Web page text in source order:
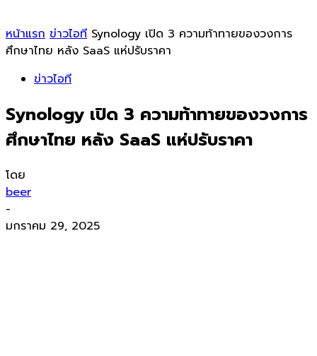
หน้าแรก ข่าวไอที Synology เปิด 3 ความท้าทายของวงการ
ศึกษาไทย หลัง SaaS แห่ปรับราคา
ข่าวไอที
Synology เปิด 3 ความท้าทายของวงการ
ศึกษาไทย หลัง SaaS แห่ปรับราคา
โดย
beer
-
มกราคม 29, 2025